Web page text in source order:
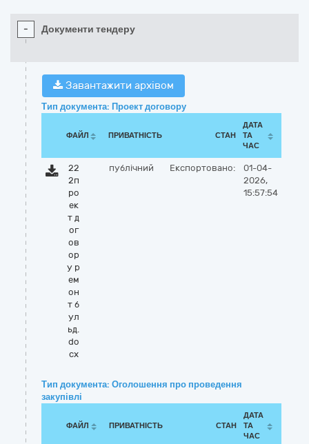
- Документи тендеру
Завантажити архівом
Тип документа: Проект договору
ФАЙЛ ПРИВАТНІСТЬ СТАН
ДАТА
ТА
ЧАС
22
2п
ро
ек
т д
ог
ов
ор
у р
ем
он
т б
ул
ьд.
do
cx
публічний Експортовано:
01-04-
2026,
15:57:54
Тип документа: Оголошення про проведення
закупівлі
ФАЙЛ ПРИВАТНІСТЬ СТАН
ДАТА
ТА
ЧАС